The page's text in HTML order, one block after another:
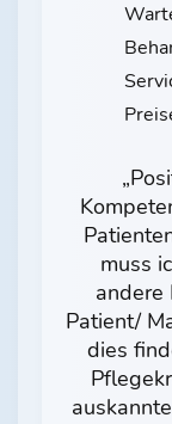
muss
andere
Patient/
dies